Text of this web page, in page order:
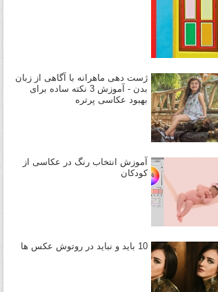
ژست دهی ماهرانه با آگاهی از زبان
بدن - آموزش 3 نکته ساده برای
بهبود عکاسی پرتره
آموزش انتخاب رنگ در عکاسی از
کودکان
10 باید و نباید در روتوش عکس ها